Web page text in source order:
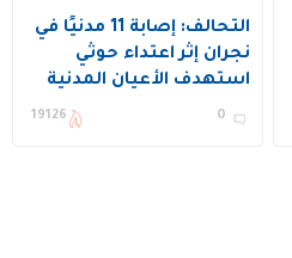
التحالف: إصابة 11 مدنيًا في
نجران إثر اعتداء حوثي
استهدف الأعيان المدنية
0
19126